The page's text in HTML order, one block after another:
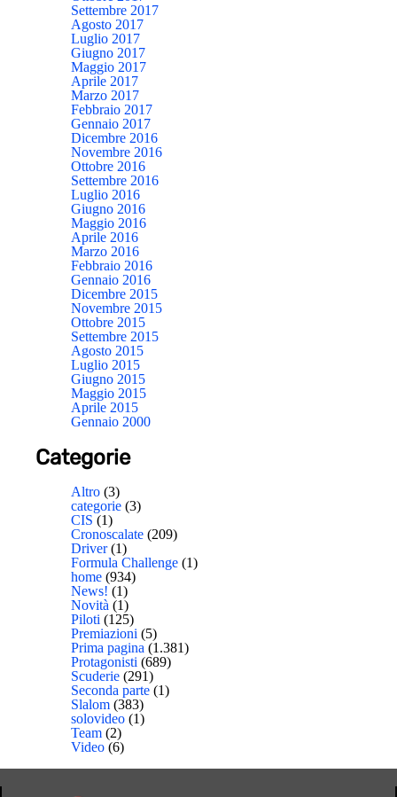
Settembre 2017
Agosto 2017
Luglio 2017
Giugno 2017
Maggio 2017
Aprile 2017
Marzo 2017
Febbraio 2017
Gennaio 2017
Dicembre 2016
Novembre 2016
Ottobre 2016
Settembre 2016
Luglio 2016
Giugno 2016
Maggio 2016
Aprile 2016
Marzo 2016
Febbraio 2016
Gennaio 2016
Dicembre 2015
Novembre 2015
Ottobre 2015
Settembre 2015
Agosto 2015
Luglio 2015
Giugno 2015
Maggio 2015
Aprile 2015
Gennaio 2000
Categorie
Altro (3)
categorie (3)
CIS (1)
Cronoscalate (209)
Driver(1)
Formula Challenge (1)
home (934)
News! (1)
Novità (1)
Piloti (125)
Premiazioni (5)
Prima pagina (1.381)
Protagonisti (689)
Scuderie (291)
Seconda parte (1)
Slalom (383)
solovideo (1)
Team (2)
Video (6)